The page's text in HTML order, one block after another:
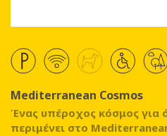
Mediterranean Cosmos
Ένας υπέροχος κόσμος για
περιμένει στο